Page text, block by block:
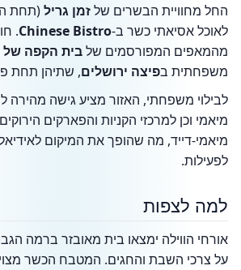
החל מחוויית הבשרים שלזמן גריל
לאוכל אסיאתי כשר ב-Chinese Bistro
.
מהמאפים המפורסמים שלבית הקפה של
משפחתית בפיצה ירושלים, שתיהן תחת
לבילוי משפחתי, האזור מציע גישה מהירה
מיאמי וכן למרכזי הקניות והפארקים
מיאמי-דייד, מה שהופך את המיקום
לפעילות.
למה לצפות
אורחי הווילה ימצאו בית מאובזר ברמה
על צרכי השבת והחגים. המטבח הכשר